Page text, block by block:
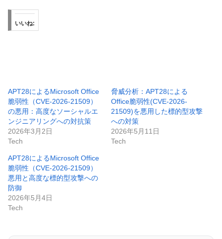
いいね:
APT28によるMicrosoft Office
脆弱性（CVE-2026-21509）
の悪用：高度なソーシャルエ
ンジニアリングへの対抗策
2026年3月2日
Tech
脅威分析：APT28による
Office脆弱性(CVE-2026-
21509)を悪用した標的型攻撃
への対策
2026年5月11日
Tech
APT28によるMicrosoft Office
脆弱性（CVE-2026-21509）
悪用と高度な標的型攻撃への
防御
2026年5月4日
Tech